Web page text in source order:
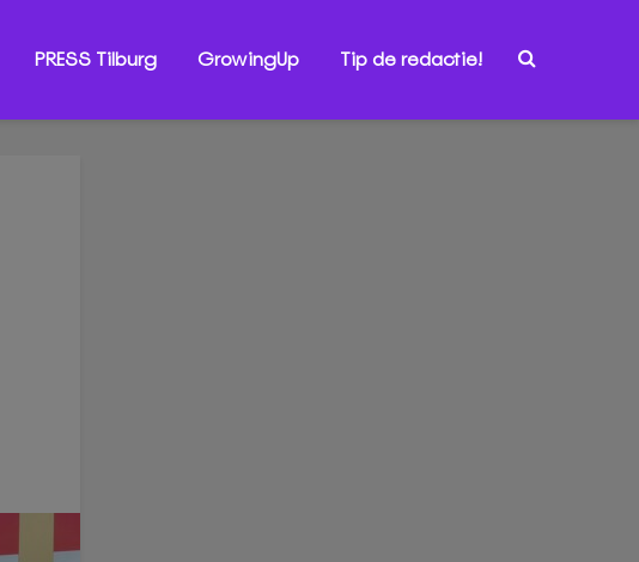
PRESS Tilburg GrowingUp Tip de redactie!